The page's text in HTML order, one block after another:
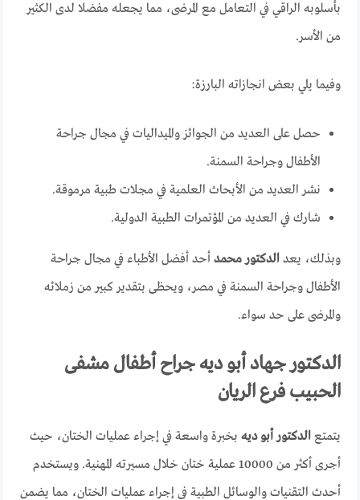
بأسلوبه الراقي في التعامل مع المرضى، مما يجعله مفضلا لدى الكثير
من الأسر.
وفيما يلي بعض انجازاته البارزة:
حصل على العديد من الجوائز والميداليات في مجال جراحة
الأطفال وجراحة السمنة.
نشر العديد من الأبحاث العلمية في مجلات طبية مرموقة.
شارك في العديد من المؤتمرات الطبية الدولية.
وبذلك، يعدالدكتور محمد أحد أفضل الأطباء في مجال جراحة
الأطفال وجراحة السمنة في مصر، ويحظى بتقدير كبير من زملائه
والمرضى على حد سواء.
الدكتور جهاد أبو ديه جراح أطفال مشفى
الحبيب فرع الريان
يتمتعالدكتور أبو ديه بخبرة واسعة في إجراء عمليات الختان، حيث
أجرى أكثر من 10000 عملية ختان خلال مسيرته المهنية. ويستخدم
أحدث التقنيات والوسائل الطبية في إجراء عمليات الختان، مما يضمن